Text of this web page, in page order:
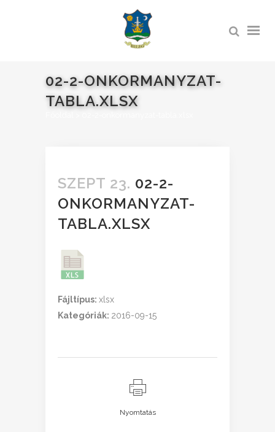
02-2-ONKORMANYZAT-
TABLA.XLSX
SZEPT 23. 02-2-
ONKORMANYZAT-
TABLA.XLSX
Fájltípus: xlsx
Kategóriák: 2016-09-15
Nyomtatás